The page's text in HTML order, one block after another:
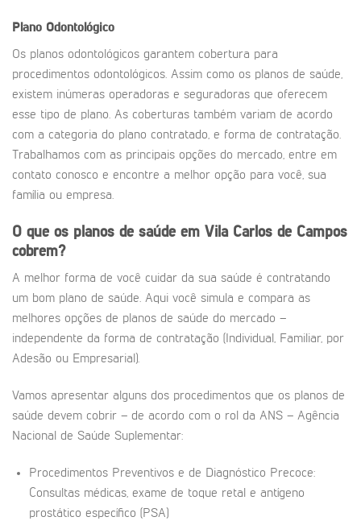
Plano Odontológico
Os planos odontológicos garantem cobertura para
procedimentos odontológicos. Assim como os planos de saúde,
existem inúmeras operadoras e seguradoras que oferecem
esse tipo de plano. As coberturas também variam de acordo
com a categoria do plano contratado, e forma de contratação.
Trabalhamos com as principais opções do mercado, entre em
contato conosco e encontre a melhor opção para você, sua
família ou empresa.
O que os planos de saúde em Vila Carlos de Campos
cobrem?
A melhor forma de você cuidar da sua saúde é contratando
um bom plano de saúde. Aqui você simula e compara as
melhores opções de planos de saúde do mercado –
independente da forma de contratação (Individual, Familiar, por
Adesão ou Empresarial).
Vamos apresentar alguns dos procedimentos que os planos de
saúde devem cobrir – de acordo com o rol da ANS – Agência
Nacional de Saúde Suplementar:
Procedimentos Preventivos e de Diagnóstico Precoce:
Consultas médicas, exame de toque retal e antígeno
prostático específico (PSA)